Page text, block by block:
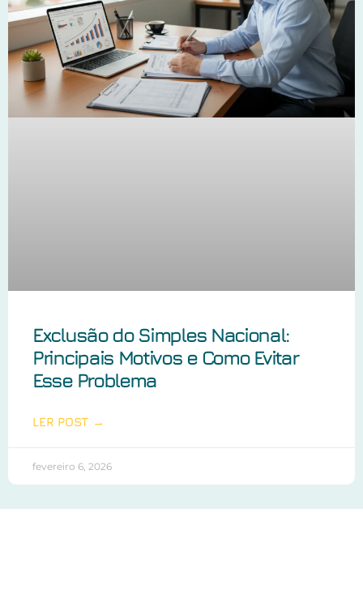
Exclusão do Simples Nacional:
Principais Motivos e Como Evitar
Esse Problema
LER POST →
fevereiro 6, 2026